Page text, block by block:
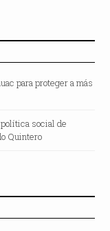
para proteger a más
social de
Quintero